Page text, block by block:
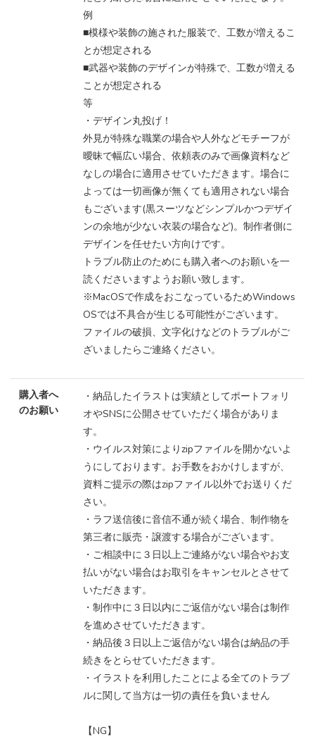
例
■模様や装飾の施された服装で、工数が増えるこ
とが想定される
■武器や装飾のデザインが特殊で、工数が増える
ことが想定される
等
・デザイン丸投げ！
外見が特殊な職業の場合や人外などモチーフが
曖昧で幅広い場合、依頼表のみで画像資料など
なしの場合に適用させていただきます。場合に
よっては一切画像が無くても適用されない場合
もございます(黒スーツなどシンプルかつデザイ
ンの余地が少ない衣装の場合など)。制作者側に
デザインを任せたい方向けです。
トラブル防止のためにも購入者へのお願いを一
読くださいますようお願い致します。
※MacOSで作成をおこなっているためWindows
OSでは不具合が生じる可能性がございます。
ファイルの破損、文字化けなどのトラブルがご
ざいましたらご連絡ください。
購入者へ
のお願い
・納品したイラストは実績としてポートフォリ
オやSNSに公開させていただく場合がありま
す。
・ウイルス対策によりzipファイルを開かないよ
うにしております。お手数をおかけしますが、
資料ご提示の際はzipファイル以外でお送りくだ
さい。
・ラフ送信後に音信不通が続く場合、制作物を
第三者に販売・譲渡する場合がございます。
・ご相談中に３日以上ご連絡がない場合やお支
払いがない場合はお取引をキャンセルとさせて
いただきます。
・制作中に３日以内にご返信がない場合は制作
を進めさせていただきます。
・納品後３日以上ご返信がない場合は納品の手
続きをとらせていただきます。
・イラストを利用したことによる全てのトラブ
ルに関して当方は一切の責任を負いません
【NG】